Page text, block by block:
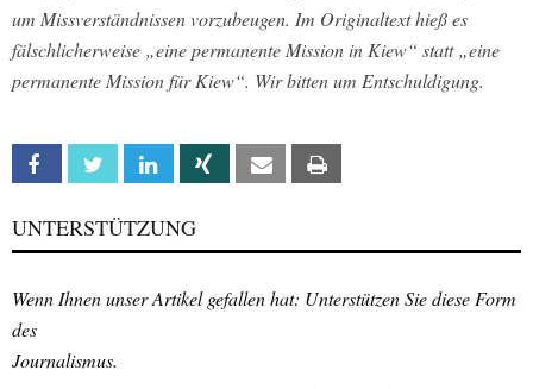
um Missverständnissen vorzubeugen. Im Originaltext hieß es
fälschlicherweise „eine permanente Mission in Kiew“ statt „eine
permanente Mission für Kiew“. Wir bitten um Entschuldigung.
Facebook Twitter Linkedin Xing Email
UNTERSTÜTZUNG
Wenn Ihnen unser Artikel gefallen hat: Unterstützen Sie diese Form
des
Journalismus.